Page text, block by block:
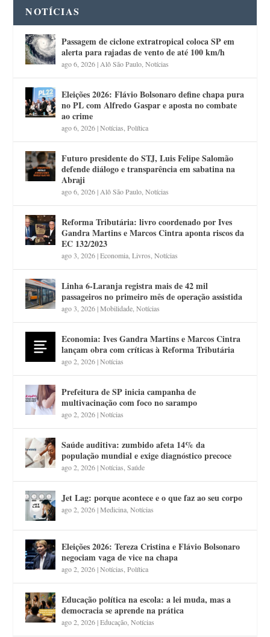
NOTÍCIAS
Passagem de ciclone extratropical coloca SP em
alerta para rajadas de vento de até 100 km/h
ago 6, 2026| Alô São Paulo ,Notícias
Eleições 2026: Flávio Bolsonaro define chapa pura
no PL com Alfredo Gaspar e aposta no combate
ao crime
ago 6, 2026|Notícias ,Política
Futuro presidente do STJ, Luis Felipe Salomão
defende diálogo e transparência em sabatina na
Abraji
ago 6, 2026| Alô São Paulo ,Notícias
Reforma Tributária: livro coordenado por Ives
Gandra Martins e Marcos Cintra aponta riscos da
EC 132/2023
ago 3, 2026|Economia ,Livros ,Notícias
Linha 6-Laranja registra mais de 42 mil
passageiros no primeiro mês de operação assistida
ago 3, 2026|Mobilidade ,Notícias
Economia: Ives Gandra Martins e Marcos Cintra
lançam obra com críticas à Reforma Tributária
ago 2, 2026|Notícias
Prefeitura de SP inicia campanha de
multivacinação com foco no sarampo
ago 2, 2026|Notícias
Saúde auditiva: zumbido afeta 14% da
população mundial e exige diagnóstico precoce
ago 2, 2026|Notícias ,Saúde
Jet Lag: porque acontece e o que faz ao seu corpo
ago 2, 2026|Medicina ,Notícias
Eleições 2026: Tereza Cristina e Flávio Bolsonaro
negociam vaga de vice na chapa
ago 2, 2026|Notícias ,Política
Educação política na escola: a lei muda, mas a
democracia se aprende na prática
ago 2, 2026|Educação ,Notícias